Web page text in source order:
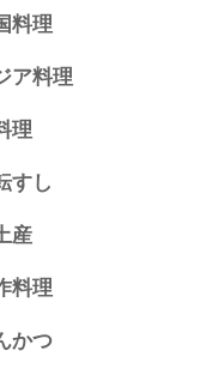
料理
ア料理
理
すし
産
料理
かつ